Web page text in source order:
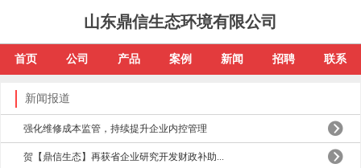
山东鼎信生态环境有限公司
首页 公司 产品 案例 新闻 招聘 联系
新闻报道
强化维修成本监管，持续提升企业内控管理
贺【鼎信生态】再获省企业研究开发财政补助...